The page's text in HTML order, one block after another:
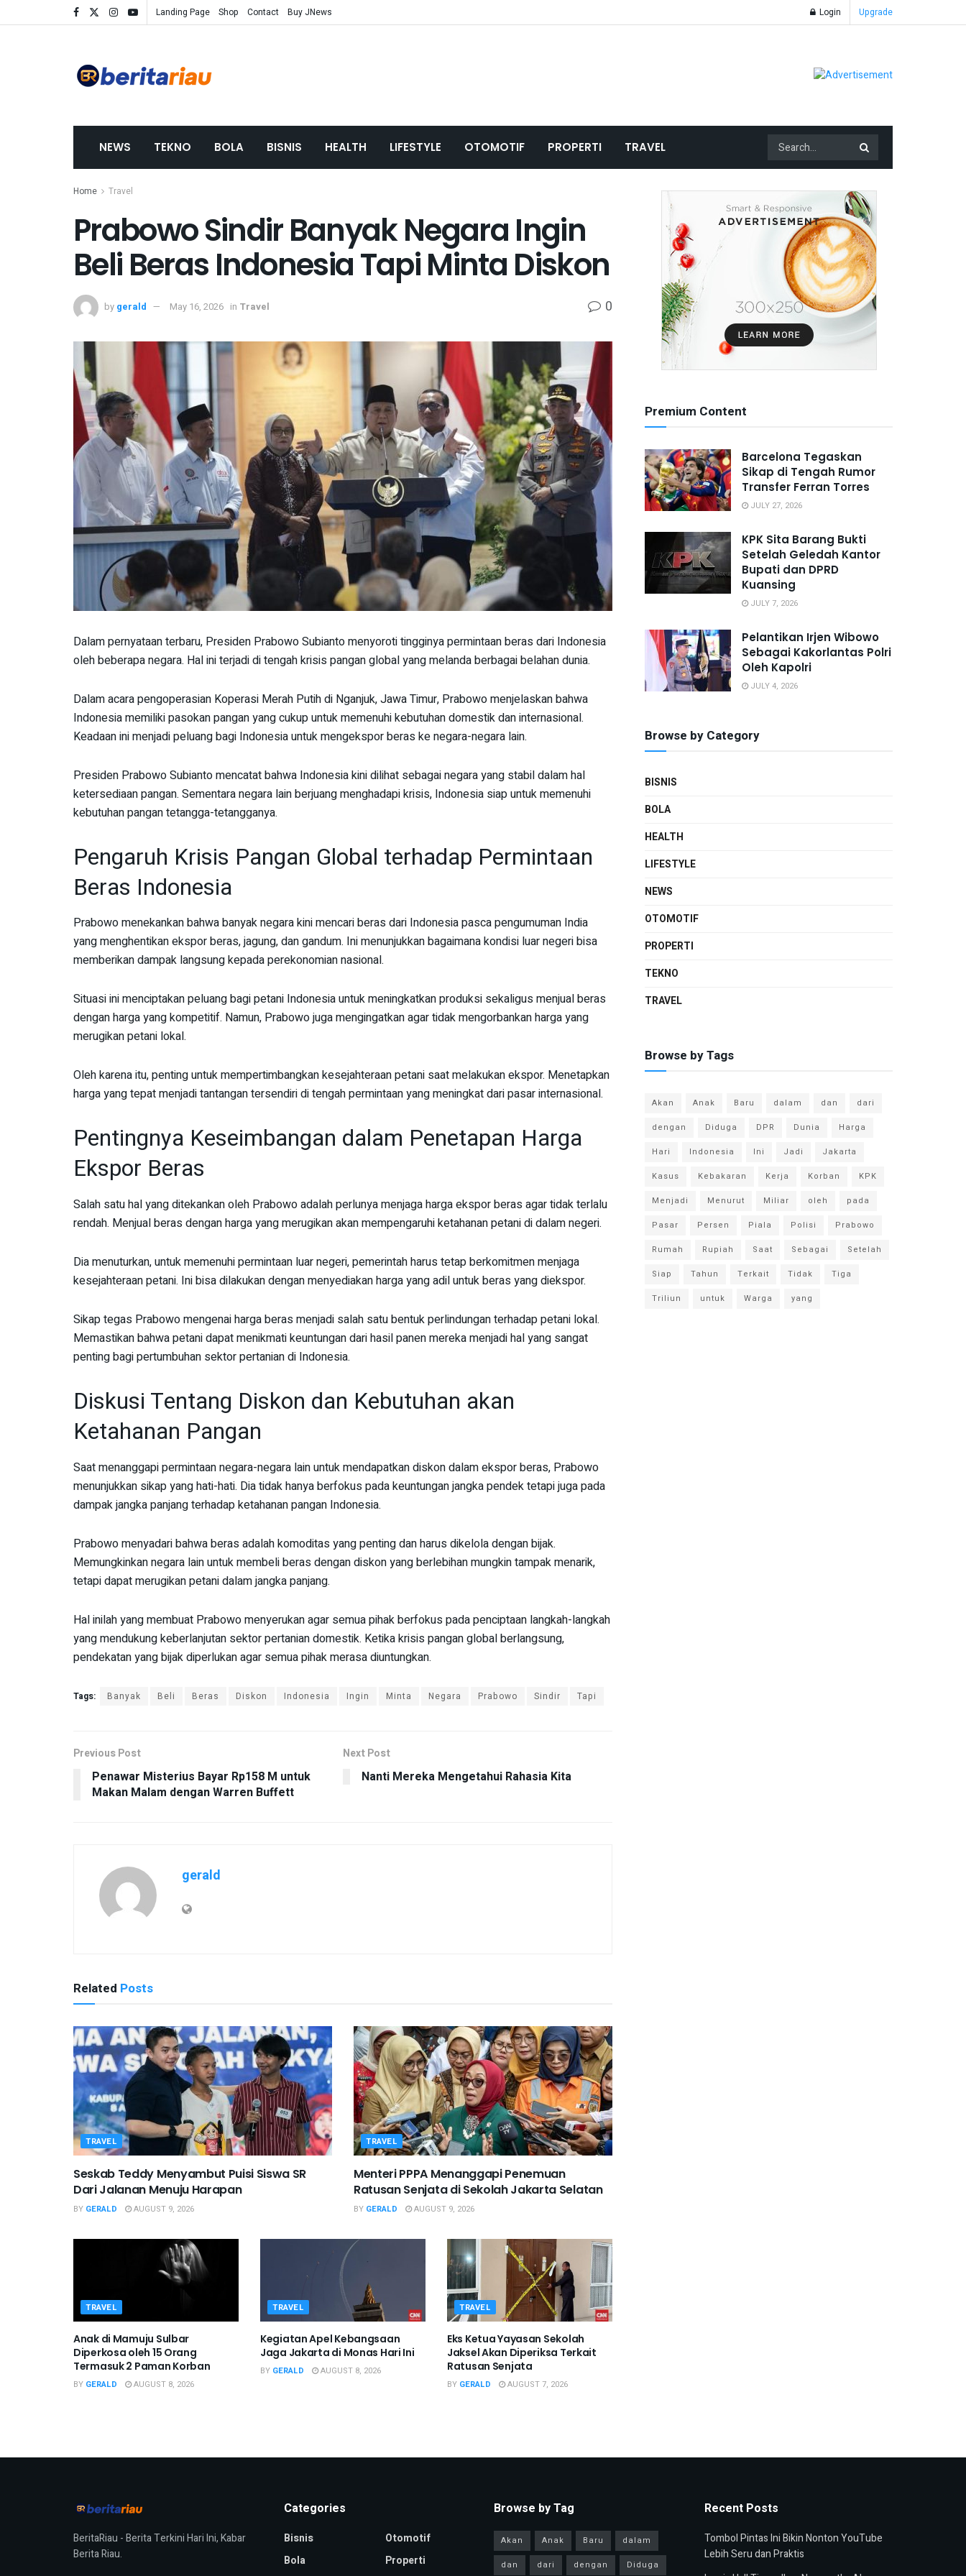
Landing Page Shop Contact Buy JNews Login Upgrade
NEWS TEKNO BOLA BISNIS HEALTH LIFESTYLE OTOMOTIF PROPERTI TRAVEL
Home Travel
Prabowo Sindir Banyak Negara Ingin
Beli Beras Indonesia Tapi Minta Diskon
by gerald May 16, 2026 in Travel 0
Dalam pernyataan terbaru, Presiden Prabowo Subianto menyoroti tingginya permintaan beras dari Indonesia
oleh beberapa negara. Hal ini terjadi di tengah krisis pangan global yang melanda berbagai belahan dunia.
Dalam acara pengoperasian Koperasi Merah Putih di Nganjuk, Jawa Timur, Prabowo menjelaskan bahwa
Indonesia memiliki pasokan pangan yang cukup untuk memenuhi kebutuhan domestik dan internasional.
Keadaan ini menjadi peluang bagi Indonesia untuk mengekspor beras ke negara-negara lain.
Presiden Prabowo Subianto mencatat bahwa Indonesia kini dilihat sebagai negara yang stabil dalam hal
ketersediaan pangan. Sementara negara lain berjuang menghadapi krisis, Indonesia siap untuk memenuhi
kebutuhan pangan tetangga-tetangganya.
Pengaruh Krisis Pangan Global terhadap Permintaan
Beras Indonesia
Prabowo menekankan bahwa banyak negara kini mencari beras dari Indonesia pasca pengumuman India
yang menghentikan ekspor beras, jagung, dan gandum. Ini menunjukkan bagaimana kondisi luar negeri bisa
memberikan dampak langsung kepada perekonomian nasional.
Situasi ini menciptakan peluang bagi petani Indonesia untuk meningkatkan produksi sekaligus menjual beras
dengan harga yang kompetitif. Namun, Prabowo juga mengingatkan agar tidak mengorbankan harga yang
merugikan petani lokal.
Oleh karena itu, penting untuk mempertimbangkan kesejahteraan petani saat melakukan ekspor. Menetapkan
harga yang tepat menjadi tantangan tersendiri di tengah permintaan yang meningkat dari pasar internasional.
Pentingnya Keseimbangan dalam Penetapan Harga
Ekspor Beras
Salah satu hal yang ditekankan oleh Prabowo adalah perlunya menjaga harga ekspor beras agar tidak terlalu
rendah. Menjual beras dengan harga yang merugikan akan mempengaruhi ketahanan petani di dalam negeri.
Dia menuturkan, untuk memenuhi permintaan luar negeri, pemerintah harus tetap berkomitmen menjaga
kesejahteraan petani. Ini bisa dilakukan dengan menyediakan harga yang adil untuk beras yang diekspor.
Sikap tegas Prabowo mengenai harga beras menjadi salah satu bentuk perlindungan terhadap petani lokal.
Memastikan bahwa petani dapat menikmati keuntungan dari hasil panen mereka menjadi hal yang sangat
penting bagi pertumbuhan sektor pertanian di Indonesia.
Diskusi Tentang Diskon dan Kebutuhan akan
Ketahanan Pangan
Saat menanggapi permintaan negara-negara lain untuk mendapatkan diskon dalam ekspor beras, Prabowo
menunjukkan sikap yang hati-hati. Dia tidak hanya berfokus pada keuntungan jangka pendek tetapi juga pada
dampak jangka panjang terhadap ketahanan pangan Indonesia.
Prabowo menyadari bahwa beras adalah komoditas yang penting dan harus dikelola dengan bijak.
Memungkinkan negara lain untuk membeli beras dengan diskon yang berlebihan mungkin tampak menarik,
tetapi dapat merugikan petani dalam jangka panjang.
Hal inilah yang membuat Prabowo menyerukan agar semua pihak berfokus pada penciptaan langkah-langkah
yang mendukung keberlanjutan sektor pertanian domestik. Ketika krisis pangan global berlangsung,
pendekatan yang bijak diperlukan agar semua pihak merasa diuntungkan.
Tags: Banyak Beli Beras Diskon Indonesia Ingin Minta Negara Prabowo Sindir Tapi
Previous Post
Penawar Misterius Bayar Rp158 M untuk
Makan Malam dengan Warren Buffett
Next Post
Nanti Mereka Mengetahui Rahasia Kita
gerald
Related Posts
TRAVEL
Seskab Teddy Menyambut Puisi Siswa SR
Dari Jalanan Menuju Harapan
BY GERALD AUGUST 9, 2026
TRAVEL
Menteri PPPA Menanggapi Penemuan
Ratusan Senjata di Sekolah Jakarta Selatan
BY GERALD AUGUST 9, 2026
TRAVEL
Anak di Mamuju Sulbar
Diperkosa oleh 15 Orang
Termasuk 2 Paman Korban
BY GERALD AUGUST 8, 2026
TRAVEL
Kegiatan Apel Kebangsaan
Jaga Jakarta di Monas Hari Ini
BY GERALD AUGUST 8, 2026
TRAVEL
Eks Ketua Yayasan Sekolah
Jaksel Akan Diperiksa Terkait
Ratusan Senjata
BY GERALD AUGUST 7, 2026
Premium Content
Barcelona Tegaskan
Sikap di Tengah Rumor
Transfer Ferran Torres
JULY 27, 2026
KPK Sita Barang Bukti
Setelah Geledah Kantor
Bupati dan DPRD
Kuansing
JULY 7, 2026
Pelantikan Irjen Wibowo
Sebagai Kakorlantas Polri
Oleh Kapolri
JULY 4, 2026
Browse by Category
BISNIS
BOLA
HEALTH
LIFESTYLE
NEWS
OTOMOTIF
PROPERTI
TEKNO
TRAVEL
Browse by Tags
Akan Anak Baru dalam dan
dari
dengan
Diduga DPR Dunia
Harga
Hari
Indonesia Ini Jadi
Jakarta
Kasus
Kebakaran Kerja Korban
KPK
Menjadi
Menurut Miliar oleh
pada
Pasar
Persen Piala Polisi
Prabowo
Rumah
Rupiah Saat Sebagai
Setelah
Siap
Tahun Terkait Tidak
Tiga
Triliun
untuk Warga yang
BeritaRiau - Berita Terkini Hari Ini, Kabar
Berita Riau.
Categories
Bisnis
Bola
Otomotif
Properti
Browse by Tag
Akan Anak Baru
dalam
dan
dari dengan Diduga
Recent Posts
Tombol Pintas Ini Bikin Nonton YouTube
Lebih Seru dan Praktis